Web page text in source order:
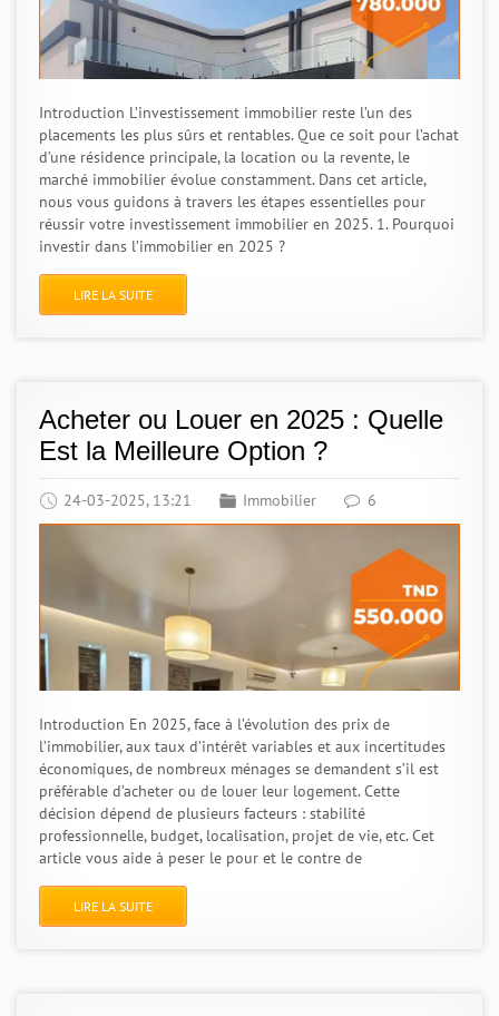
Introduction L’investissement immobilier reste l’un des
placements les plus sûrs et rentables. Que ce soit pour l’achat
d’une résidence principale, la location ou la revente, le
marché immobilier évolue constamment. Dans cet article,
nous vous guidons à travers les étapes essentielles pour
réussir votre investissement immobilier en 2025. 1. Pourquoi
investir dans l’immobilier en 2025 ?
LIRE LA SUITE
Acheter ou Louer en 2025 : Quelle
Est la Meilleure Option ?
24-03-2025, 13:21 Immobilier 6
Introduction En 2025, face à l’évolution des prix de
l’immobilier, aux taux d’intérêt variables et aux incertitudes
économiques, de nombreux ménages se demandent s’il est
préférable d’acheter ou de louer leur logement. Cette
décision dépend de plusieurs facteurs : stabilité
professionnelle, budget, localisation, projet de vie, etc. Cet
article vous aide à peser le pour et le contre de
LIRE LA SUITE